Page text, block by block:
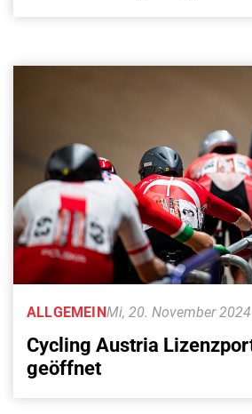
Mi, 20. November 2024
ALLGEMEIN
Cycling Austria
geöffnet